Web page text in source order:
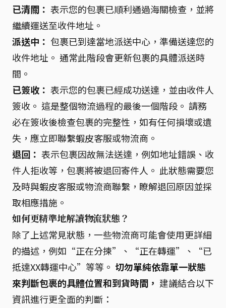
已清關： 表示您的包裹已順利通過海關檢查，並將
繼續運送至收件地址。
派送中： 包裹已到達當地派送中心，準備送達您的
收件地址。 通常此階段會更新包裹的具體派送時
間。
已簽收： 表示您的包裹已經成功送達，並由收件人
簽收。 這是整個物流過程的最後一個階段。 請務
必在簽收後檢查包裹的完整性，如有任何損壞或遺
失，應立即聯繫蝦皮客服或物流商。
退回： 表示包裹因故無法送達，例如地址錯誤、收
件人拒收等，包裹將被退回寄件人。 此狀態需要您
及時與蝦皮客服或物流商聯繫，瞭解退回原因並採
取相應措施。
如何更精準地解讀物流狀態？
除了上述常見狀態，一些物流商可能會使用更詳細
的描述，例如“正在分揀”、“正在轉運”、“已
抵達XX轉運中心”等等。 切勿單純依靠單一狀態
來判斷包裹的具體位置和到貨時間， 建議結合以下
資訊進行更全面的判斷：